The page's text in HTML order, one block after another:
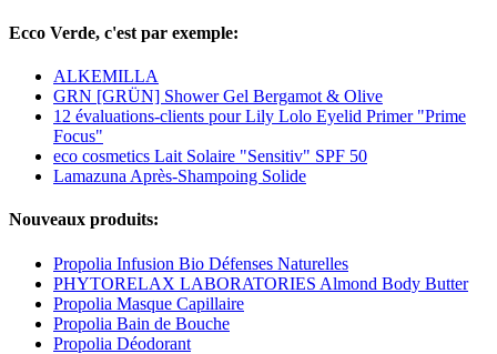
Ecco Verde, c'est par exemple:
ALKEMILLA
GRN [GRÜN] Shower Gel Bergamot & Olive
12 évaluations-clients pour Lily Lolo Eyelid Primer "Prime
Focus"
eco cosmetics Lait Solaire "Sensitiv" SPF 50
Lamazuna Après-Shampoing Solide
Nouveaux produits:
Propolia Infusion Bio Défenses Naturelles
PHYTORELAX LABORATORIES Almond Body Butter
Propolia Masque Capillaire
Propolia Bain de Bouche
Propolia Déodorant